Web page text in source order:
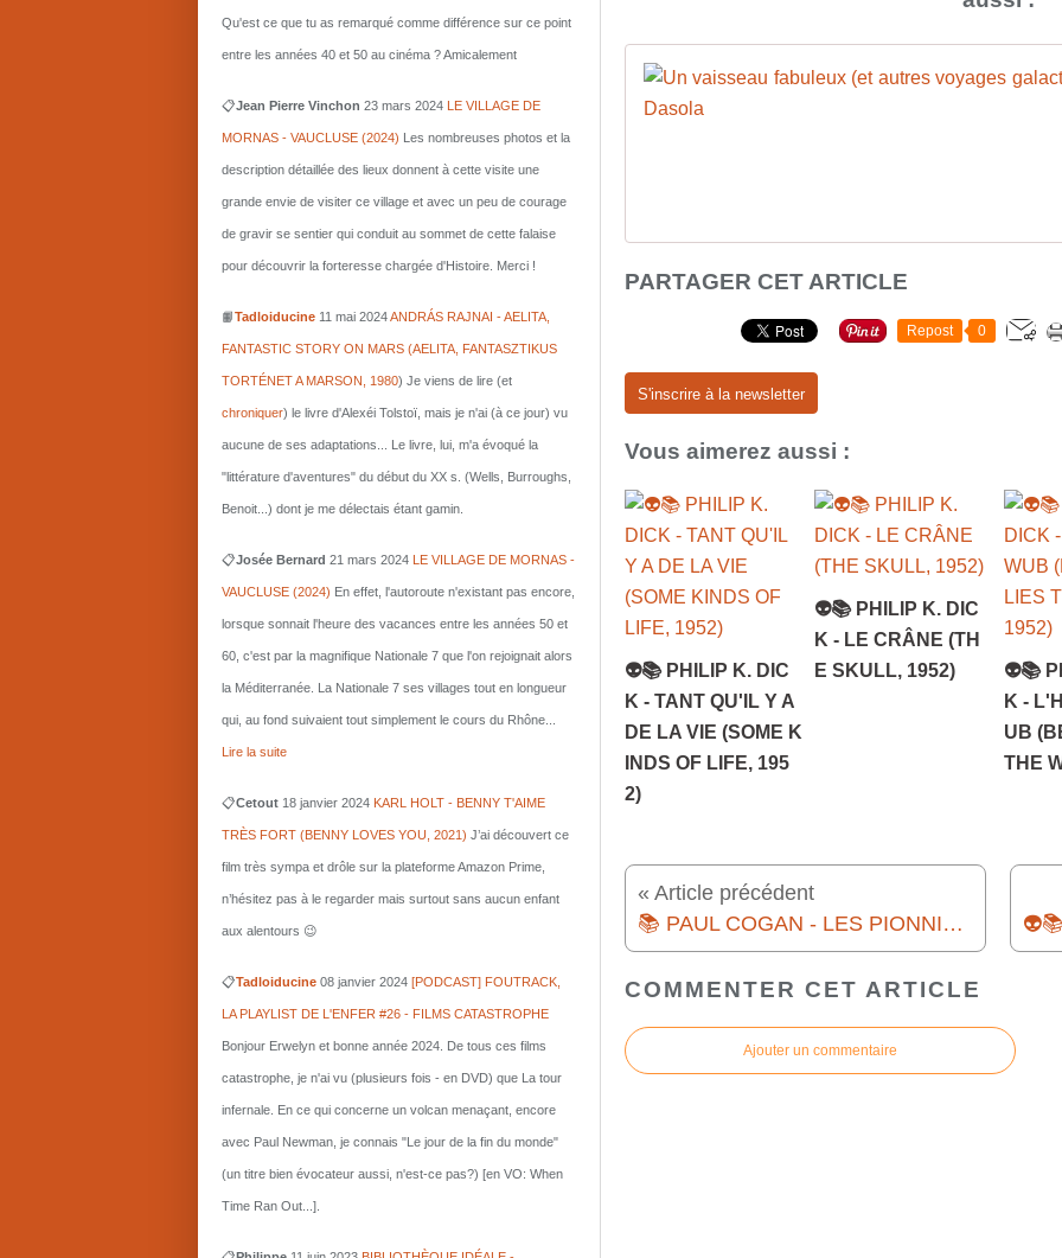
PARTAGER CET ARTICLE
Repost 0
S'inscrire à la newsletter
Vous aimerez aussi :
👽📚 PHILIP K. DIC
K - TANT QU'IL Y A
DE LA VIE (SOME K
INDS OF LIFE, 195
2)
👽📚 PHILIP K. DIC
K - LE CRÂNE (TH
E SKULL, 1952)
👽📚
K -
UB
THE
« Article précédent
📚 PAUL COGAN - LES PIONNIERS DE L'ESPACE (1959)
COMMENTER CET ARTICLE
Ajouter un commentaire
Qu'est ce que tu as remarqué comme différence sur ce point
entre les années 40 et 50 au cinéma ? Amicalement
📋Jean Pierre Vinchon 23 mars 2024 LE VILLAGE DE
MORNAS - VAUCLUSE (2024) Les nombreuses photos et la
description détaillée des lieux donnent à cette visite une
grande envie de visiter ce village et avec un peu de courage
de gravir se sentier qui conduit au sommet de cette falaise
pour découvrir la forteresse chargée d'Histoire. Merci !
📙Tadloiducine 11 mai 2024ANDRÁS RAJNAI - AELITA,
FANTASTIC STORY ON MARS (AELITA, FANTASZTIKUS
TORTÉNET A MARSON, 1980) Je viens de lire (et
chroniquer) le livre d'Alexéi Tolstoï, mais je n'ai (à ce jour) vu
aucune de ses adaptations... Le livre, lui, m'a évoqué la
"littérature d'aventures" du début du XX s. (Wells, Burroughs,
Benoit...) dont je me délectais étant gamin.
📋Josée Bernard 21 mars 2024 LE VILLAGE DE MORNAS -
VAUCLUSE (2024) En effet, l'autoroute n'existant pas encore,
lorsque sonnait l'heure des vacances entre les années 50 et
60, c'est par la magnifique Nationale 7 que l'on rejoignait alors
la Méditerranée. La Nationale 7 ses villages tout en longueur
qui, au fond suivaient tout simplement le cours du Rhône...
Lire la suite
📋Cetout 18 janvier 2024 KARL HOLT - BENNY T'AIME
TRÈS FORT (BENNY LOVES YOU, 2021) J’ai découvert ce
film très sympa et drôle sur la plateforme Amazon Prime,
n’hésitez pas à le regarder mais surtout sans aucun enfant
aux alentours 😉
📋Tadloiducine 08 janvier 2024 [PODCAST] FOUTRACK,
LA PLAYLIST DE L'ENFER #26 - FILMS CATASTROPHE
Bonjour Erwelyn et bonne année 2024. De tous ces films
catastrophe, je n'ai vu (plusieurs fois - en DVD) que La tour
infernale. En ce qui concerne un volcan menaçant, encore
avec Paul Newman, je connais "Le jour de la fin du monde"
(un titre bien évocateur aussi, n'est-ce pas?) [en VO: When
Time Ran Out...].